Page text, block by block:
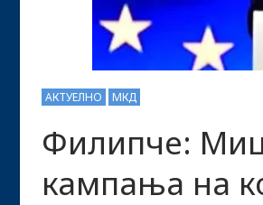
АКТУЕЛНО МКД
Филипче:
кампања на